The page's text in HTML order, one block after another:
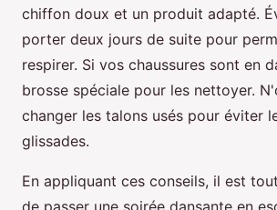
chiffon doux et un produit adapté.
porter deux jours de suite pour
respirer. Si vos chaussures sont en
brosse spéciale pour les nettoyer.
changer les talons usés pour éviter
glissades.
En appliquant ces conseils, il est